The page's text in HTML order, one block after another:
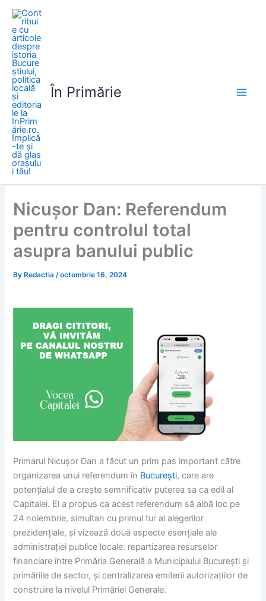
Skip
content
În Primărie
Nicușor Dan: Referendum
pentru controlul total
asupra banului public
By Redactia/octombrie 16, 2024
Primarul Nicușor Dan a făcut un prim pas important către
organizarea unui referendum în București, care are
potențialul de a crește semnificativ puterea sa ca edil al
Capitalei. El a propus ca acest referendum să aibă loc pe
24 noiembrie, simultan cu primul tur al alegerilor
prezidențiale, și vizează două aspecte esențiale ale
administrației publice locale: repartizarea resurselor
financiare între Primăria Generală a Municipiului București și
primăriile de sector, și centralizarea emiterii autorizațiilor de
construire la nivelul Primăriei Generale.